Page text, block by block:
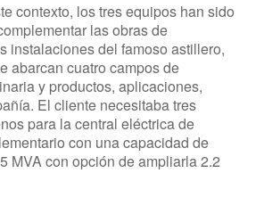
contexto, los tres equipos han sido
las obras de
instalaciones del famoso astillero,
abarcan cuatro campos de
y productos, aplicaciones,
El cliente necesitaba tres
para la central eléctrica de
con una capacidad de
MVA con opción de ampliarla 2.2